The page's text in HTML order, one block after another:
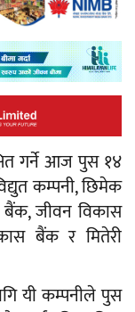
गर्ने आज पुस १४
कम्पनी, छिमेक
बैंक, जीवन विकास
बैंक र मितेरी
यी कम्पनीले पुस